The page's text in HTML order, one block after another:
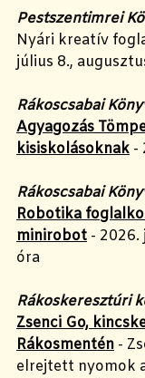
Pestszentimrei
Nyári kreatív
július 8.,
Rákoscsabai
Agyagozás
kisiskolásoknak -
Rákoscsabai
Robotika
minirobot - 2026.
óra
Rákoskeresztúri
Zsenci Go,
Rákosmentén -
elrejtett nyomok